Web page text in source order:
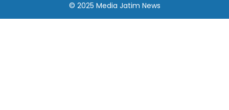
© 2025 Media Jatim News